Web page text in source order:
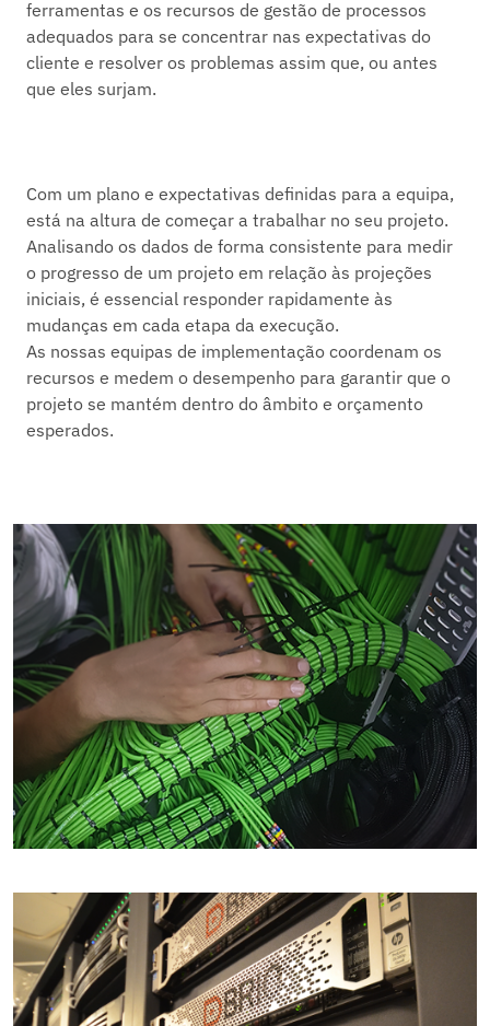
ferramentas e os recursos de gestão de processos
adequados para se concentrar nas expectativas do
cliente e resolver os problemas assim que, ou antes
que eles surjam.
Com um plano e expectativas definidas para a equipa,
está na altura de começar a trabalhar no seu projeto.
Analisando os dados de forma consistente para medir
o progresso de um projeto em relação às projeções
iniciais, é essencial responder rapidamente às
mudanças em cada etapa da execução.
As nossas equipas de implementação coordenam os
recursos e medem o desempenho para garantir que o
projeto se mantém dentro do âmbito e orçamento
esperados.